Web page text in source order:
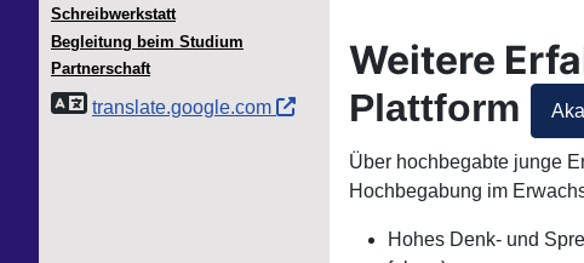
Weitere
Plattform
Über hochbegabte junge
Hochbegabung im
Hohes Denk- und
Schreibwerkstatt
Begleitung beim Studium
Partnerschaft
translate.google.com